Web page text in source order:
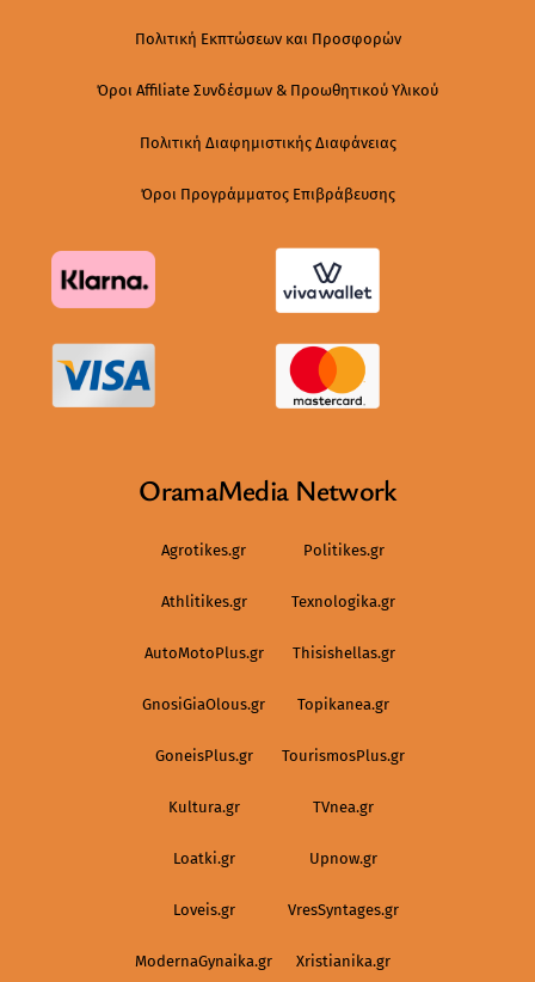
Πολιτική Εκπτώσεων και Προσφορών
Όροι Affiliate Συνδέσμων & Προωθητικού Υλικού
Πολιτική Διαφημιστικής Διαφάνειας
Όροι Προγράμματος Επιβράβευσης
OramaMedia Network
Agrotikes.gr Politikes.gr
Athlitikes.gr Texnologika.gr
AutoMotoPlus.gr Thisishellas.gr
GnosiGiaOlous.gr Topikanea.gr
GoneisPlus.gr TourismosPlus.gr
Kultura.gr TVnea.gr
Loatki.gr Upnow.gr
Loveis.gr VresSyntages.gr
ModernaGynaika.gr Xristianika.gr